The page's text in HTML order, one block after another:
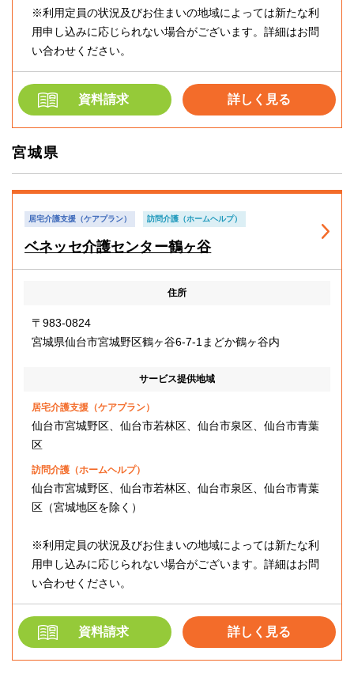
※利用定員の状況及びお住まいの地域によっては新たな利
用申し込みに応じられない場合がございます。詳細はお問
い合わせください。
資料請求 詳しく見る
宮城県
居宅介護支援（ケアプラン） 訪問介護（ホームヘルプ）
ベネッセ介護センター鶴ヶ谷
住所
〒983-0824
宮城県仙台市宮城野区鶴ヶ谷6-7-1まどか鶴ヶ谷内
サービス提供地域
居宅介護支援（ケアプラン）
仙台市宮城野区、仙台市若林区、仙台市泉区、仙台市青葉
区
訪問介護（ホームヘルプ）
仙台市宮城野区、仙台市若林区、仙台市泉区、仙台市青葉
区（宮城地区を除く）
※利用定員の状況及びお住まいの地域によっては新たな利
用申し込みに応じられない場合がございます。詳細はお問
い合わせください。
資料請求 詳しく見る